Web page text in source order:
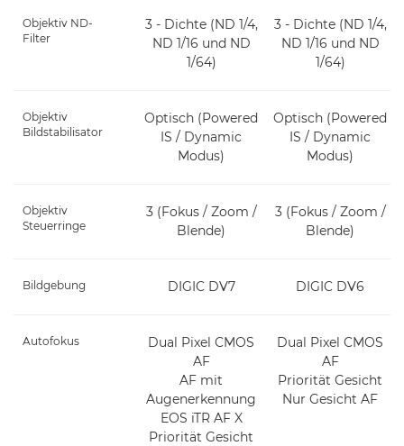
Objektiv ND-
Filter
3 - Dichte (ND 1/4,
ND 1/16 und ND
1/64)
3 - Dichte (ND 1/4,
ND 1/16 und ND
1/64)
Objektiv
Bildstabilisator
Optisch (Powered
IS / Dynamic
Modus)
Optisch (Powered
IS / Dynamic
Modus)
Objektiv
Steuerringe
3 (Fokus / Zoom /
Blende)
3 (Fokus / Zoom /
Blende)
Bildgebung DIGIC DV7 DIGIC DV6
Autofokus
Dual Pixel CMOS
AF
AF mit
Augenerkennung
EOS iTR AF X
Priorität Gesicht
Dual Pixel CMOS
AF
Priorität Gesicht
Nur Gesicht AF